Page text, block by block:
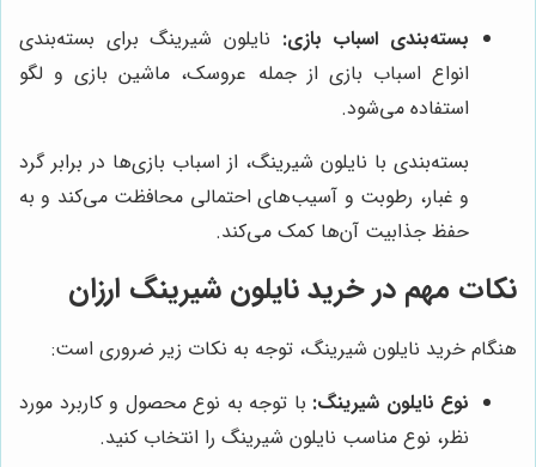
بسته‌بندی اسباب بازی: نایلون شیرینگ برای بسته‌بندی
انواع اسباب بازی از جمله عروسک، ماشین بازی و لگو
استفاده می‌شود.
بسته‌بندی با نایلون شیرینگ، از اسباب بازی‌ها در برابر گرد
و غبار، رطوبت و آسیب‌های احتمالی محافظت می‌کند و به
حفظ جذابیت آن‌ها کمک می‌کند.
نکات مهم در خرید نایلون شیرینگ ارزان
هنگام خرید نایلون شیرینگ، توجه به نکات زیر ضروری است:
نوع نایلون شیرینگ: با توجه به نوع محصول و کاربرد مورد
نظر، نوع مناسب نایلون شیرینگ را انتخاب کنید.